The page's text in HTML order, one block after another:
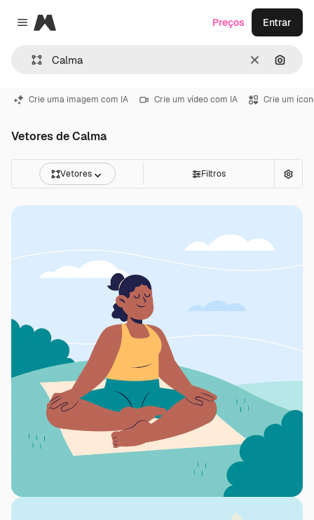
Close menu
Magnific
Limpar
Preços Entrar
Crie uma imagem com IA Crie um vídeo com IA Crie um
Vetores de Calma
Vetores Filtros